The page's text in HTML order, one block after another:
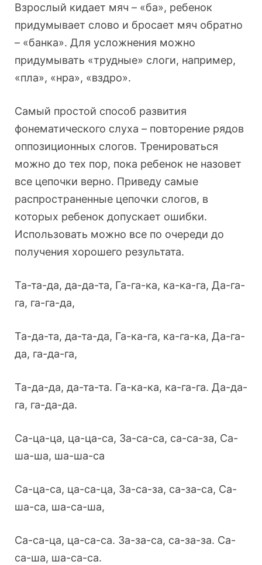
Взрослый кидает мяч – «ба», ребенок
придумывает слово и бросает мяч обратно
– «банка». Для усложнения можно
придумывать «трудные» слоги, например,
«пла», «нра», «вздро».
Самый простой способ развития
фонематического слуха – повторение рядов
оппозиционных слогов. Тренироваться
можно до тех пор, пока ребенок не назовет
все цепочки верно. Приведу самые
распространенные цепочки слогов, в
которых ребенок допускает ошибки.
Использовать можно все по очереди до
получения хорошего результата.
Та-та-да, да-да-та, Га-га-ка, ка-ка-га, Да-га-
га, га-га-да,
Та-да-та, да-та-да, Га-ка-га, ка-га-ка, Да-га-
да, га-да-га,
Та-да-да, да-та-та. Га-ка-ка, ка-га-га. Да-да-
га, га-да-да.
Са-ца-ца, ца-ца-са, За-са-са, са-са-за, Са-
ша-ша, ша-ша-са
Са-ца-са, ца-са-ца, За-са-за, са-за-са, Са-
ша-са, ша-са-ша,
Са-са-ца, ца-са-са. За-за-са, са-за-за. Са-
са-ша, ша-са-са.